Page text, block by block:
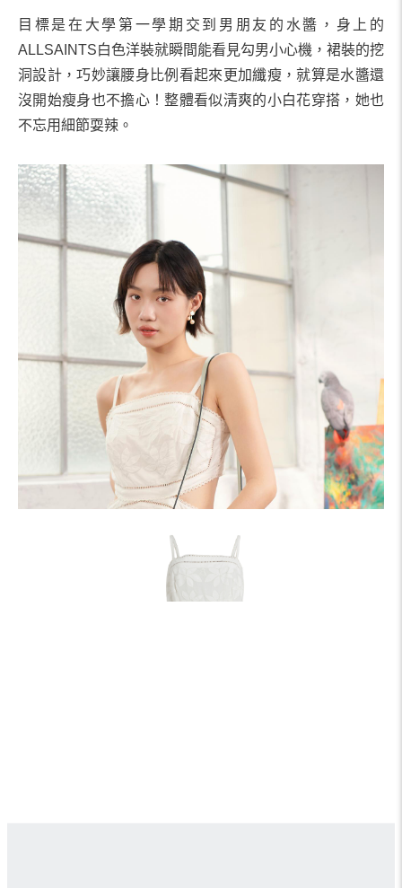
目標是在大學第一學期交到男朋友的水醬，身上的
ALLSAINTS白色洋裝就瞬間能看見勾男小心機，裙裝的挖
洞設計，巧妙讓腰身比例看起來更加纖瘦，就算是水醬還
沒開始瘦身也不擔心！整體看似清爽的小白花穿搭，她也
不忘用細節耍辣。